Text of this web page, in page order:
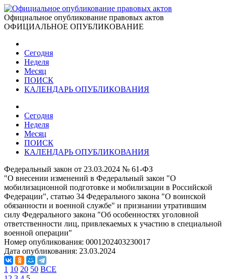
Официальное опубликование правовых актов
ОФИЦИАЛЬНОЕ ОПУБЛИКОВАНИЕ
Сегодня
Неделя
Месяц
ПОИСК
КАЛЕНДАРЬ ОПУБЛИКОВАНИЯ
Сегодня
Неделя
Месяц
ПОИСК
КАЛЕНДАРЬ ОПУБЛИКОВАНИЯ
Федеральный закон от 23.03.2024 № 61-ФЗ
"О внесении изменений в Федеральный закон "О
мобилизационной подготовке и мобилизации в Российской
Федерации", статью 34 Федерального закона "О воинской
обязанности и военной службе" и признании утратившим
силу Федерального закона "Об особенностях уголовной
ответственности лиц, привлекаемых к участию в специальной
военной операции"
Номер опубликования: 0001202403230017
Дата опубликования: 23.03.2024
1 10 20 50 ВСЕ